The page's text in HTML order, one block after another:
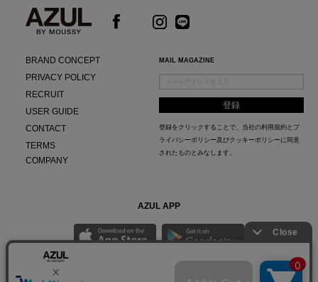
BRAND CONCEPT
PRIVACY POLICY
RECRUIT
USER GUIDE
CONTACT
TERMS
COMPANY
MAIL MAGAZINE
登録をクリックすることで、当社の利用規約と プ
ライバシーポリシー及びクッキーポリシー に同意
されたものとみなします。
AZUL APP
最新ニュースやスタイリング紹介までAZUL BY MOUSSYのお得な情報がいち早くチェック